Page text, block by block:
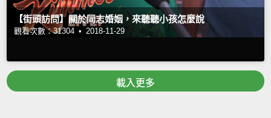
【街頭訪問】關於同志婚姻，來聽聽小孩怎麼說
觀看次數：31304 • 2018-11-29
載入更多